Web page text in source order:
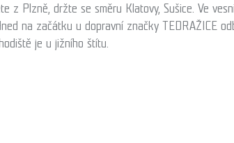
z Plzně, držte se směru Klatovy, Sušice. Ve
na začátku u dopravní značky TEDRAŽICE
je u jižního štítu.